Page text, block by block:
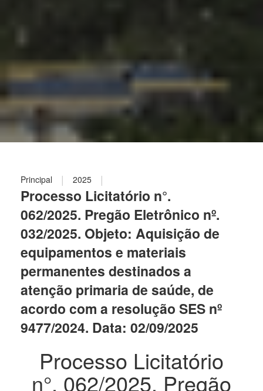
Principal | 2025 |
Processo Licitatório n°.
062/2025. Pregão Eletrônico nº.
032/2025. Objeto: Aquisição de
equipamentos e materiais
permanentes destinados a
atenção primaria de saúde, de
acordo com a resolução SES nº
9477/2024. Data: 02/09/2025
Processo Licitatório
n°. 062/2025. Pregão